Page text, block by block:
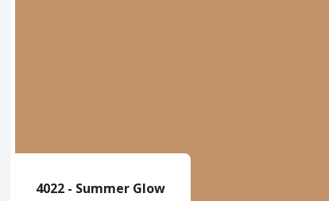
4022 - Summer Glow